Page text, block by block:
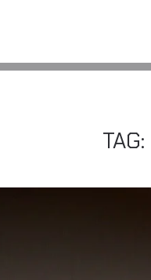
TAG: